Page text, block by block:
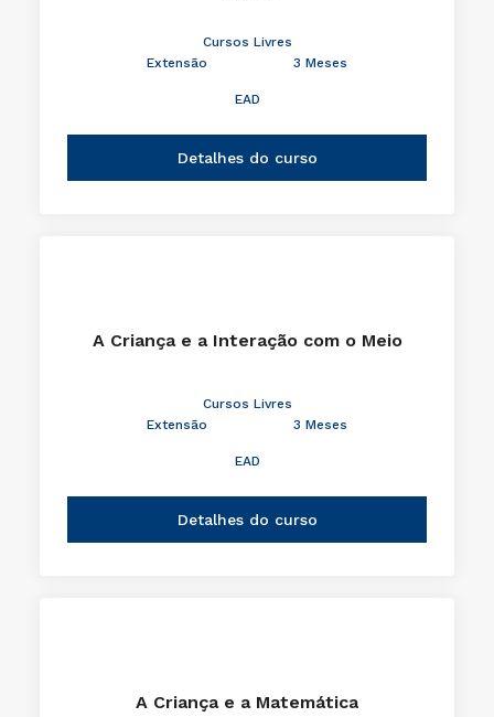
Cursos Livres
Extensão
3 Meses
EAD
Detalhes do curso
A Criança e a Interação com o Meio
Cursos Livres
Extensão
3 Meses
EAD
Detalhes do curso
A Criança e a Matemática